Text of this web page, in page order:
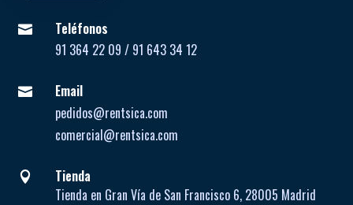

Teléfonos
91 364 22 09 / 91 643 34 12

Email
pedidos@rentsica.com
comercial@rentsica.com

Tienda
Tienda en Gran Vía de San Francisco 6, 28005 Madrid